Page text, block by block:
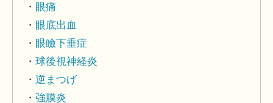
眼痛
眼底出血
眼瞼下垂症
球後視神経炎
逆まつげ
強膜炎